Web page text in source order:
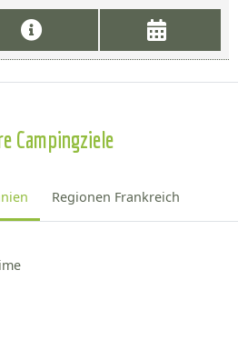
Campingziele
Regionen Frankreich